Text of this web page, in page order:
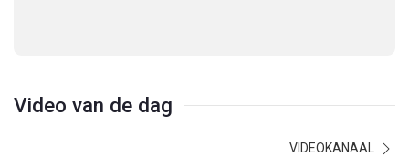
Video van de dag
VIDEOKANAAL